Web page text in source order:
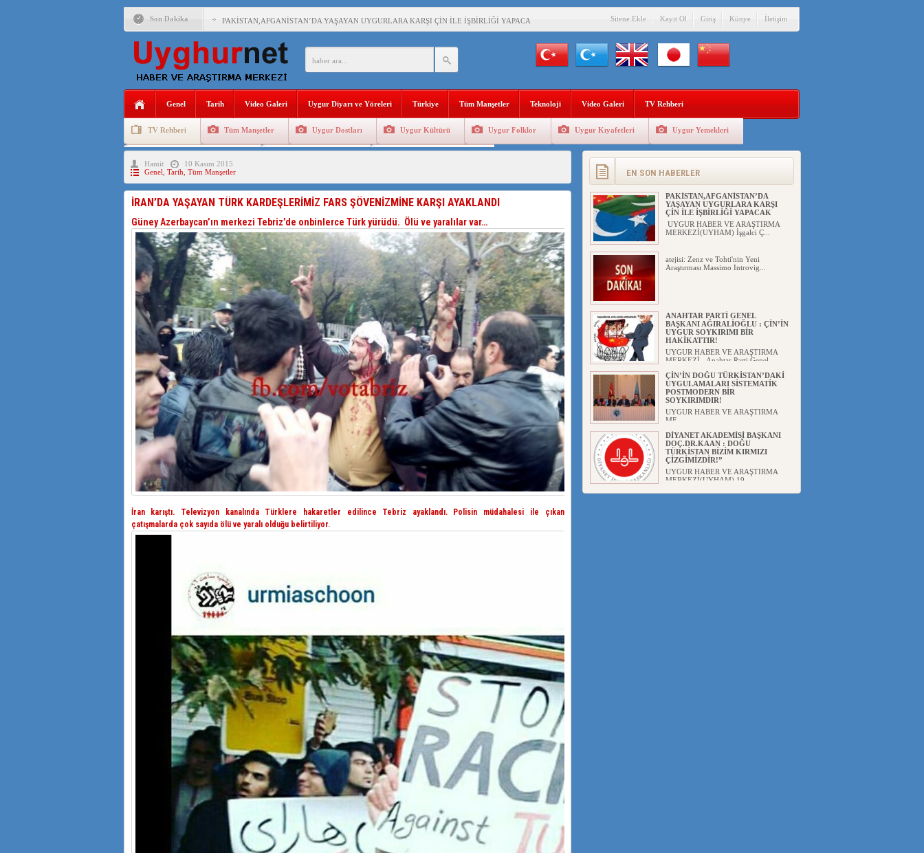
Son Dakika PAKİSTAN,AFGANİSTAN’DA YAŞAYAN UYGURLARA KARŞI ÇİN İLE İŞBİRLİĞİ YAPACAK
ANAHTAR PARTİ GENEL BAŞKANI AĞIRALİOĞLU : ÇİN’İN UYGUR SOYKIRIMI BİR HAKİKATTIR!
ÇİN’İN DOĞU TÜRKİSTAN’DAKİ UYGULAMALARI SİSTEMATİK POSTMODERN BİR SOYKIRIMDIR!
DİYANET AKADEMİSİ BAŞKANI DOÇ.DR.KAAN : DOĞU TÜRKİSTAN BİZİM KIRMIZI ÇİZGİMİZDİR!”
ÇİN’İN UYGUR POLİTİKALARINI ÖVEN DİYANET AKADEMİSİ BAŞKANI’NA TEPKİLER SÜRÜYOR
MHP’DEN URUMÇİ KATLİAMI MESAJİ : 05.07.2009 URUMÇİ ŞEHİTLERİNİ RAHMETLE ANIYORUZ
Sitene Ekle Kayıt Ol Giriş Künye İletişim
Genel Tarih Video Galeri Uygur Diyarı ve Yöreleri Türkiye Tüm Manşetler Teknoloji Video Galeri TV Rehberi
TV Rehberi Tüm Manşetler Uygur Dostları Uygur Kültürü Uygur Folklor Uygur Kıyafetleri Uygur Yemekleri
Uygurlarda Düğün ve Cenaze
Hamit
10 Kasım 2015
Genel Tarih Tüm Manşetler
İRAN’DA YAŞAYAN TÜRK KARDEŞLERİMİZ FARS ŞÖVENİZMİNE KARŞI AYAKLANDI
Güney Azerbaycan’ın merkezi Tebriz’de onbinlerce Türk yürüdü. Ölü ve yaralılar var…
İran karıştı. Televizyon kanalında Türklere hakaretler edilince Tebriz ayaklandı. Polisin müdahalesi ile çıkan
çatışmalarda çok sayıda ölü ve yaralı olduğu belirtiliyor.
EN SON HABERLER
ÇİN’İN “GÜVENLİK”SÖYLEMİ İLE
DOĞU TÜRKİSTAN’DA
MEŞRULAŞTIRDIĞI ÇKP DEVLET
TERÖRÜ
YILMAZ ER(habernida.com) Çin
PAKİSTAN,AFGANİSTAN’DA
YAŞAYAN UYGURLARA KARŞI
ÇİN İLE İŞBİRLİĞİ YAPACAK
UYGUR HABER VE ARAŞTIRMA
MERKEZİ(UYHAM) İşgalci Ç...
atejisi: Zenz ve Tohti'nin Yeni
Araştırması Massimo Introvig...
ANAHTAR PARTİ GENEL
BAŞKANI AĞIRALİOĞLU : ÇİN’İN
UYGUR SOYKIRIMI BİR
HAKİKATTIR!
UYGUR HABER VE ARAŞTIRMA
MERKEZİ Anahtar Parti Genel
ÇİN’İN DOĞU TÜRKİSTAN’DAKİ
UYGULAMALARI SİSTEMATİK
POSTMODERN BİR
SOYKIRIMDIR!
UYGUR HABER VE ARAŞTIRMA
ME...
DİYANET AKADEMİSİ BAŞKANI
DOÇ.DR.KAAN : DOĞU
TÜRKİSTAN BİZİM KIRMIZI
ÇİZGİMİZDİR!”
UYGUR HABER VE ARAŞTIRMA
MERKEZİ(UYHAM) 19...
150 YILDIR KAYNAYAN YARAMIZ